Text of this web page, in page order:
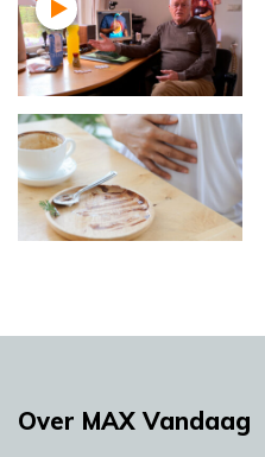
Over MAX Vandaag